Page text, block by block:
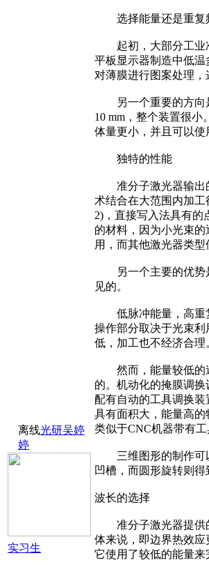
离线光研吴婷
婷
实习生
选择能量还是重复
起初，大部分工业准
平板显示器制造中低温
对薄膜进行图案处理，
另一个重要的方向是
10 mm，整个装置很
体量更小，并且可以使
独特的性能
准分子激光器输出的
术结合在大范围内加
2)，直接写入法具有
的材料，因为小光束
用，而其他激光器类
另一个主要的优势是
见的。
低脉冲能量，高重复
操作部分取决于光束
低，加工也不经济合理
然而，能量较低的迷
的。机动化的掩膜调
配有自动的工具调换
具有面积大，能量高
类似于CNC机器带有工
三维图形的制作可以
凹槽，而圆形旋转则得
波长的选择
准分子激光器提供的
体来说，即边界热效
它使用了较低的能量来